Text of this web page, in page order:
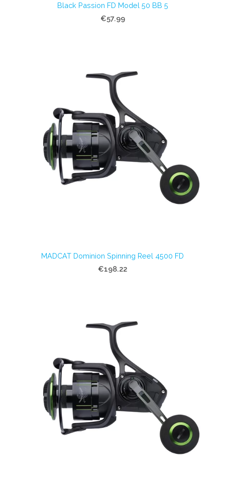
Black Passion FD Model 50 BB 5
€57.99
MADCAT Dominion Spinning Reel 4500 FD
€198.22